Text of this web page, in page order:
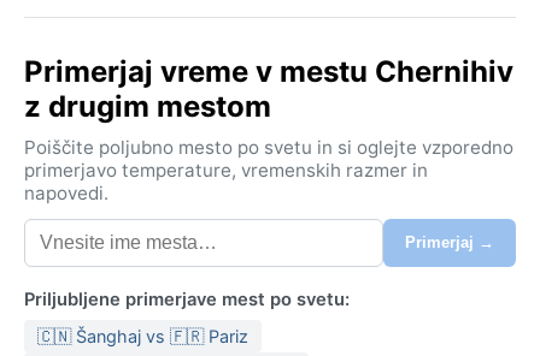
Primerjaj vreme v mestu Chernihiv
z drugim mestom
Poiščite poljubno mesto po svetu in si oglejte vzporedno
primerjavo temperature, vremenskih razmer in
napovedi.
Primerjaj →
Priljubljene primerjave mest po svetu:
🇨🇳 Šanghaj vs 🇫🇷 Pariz